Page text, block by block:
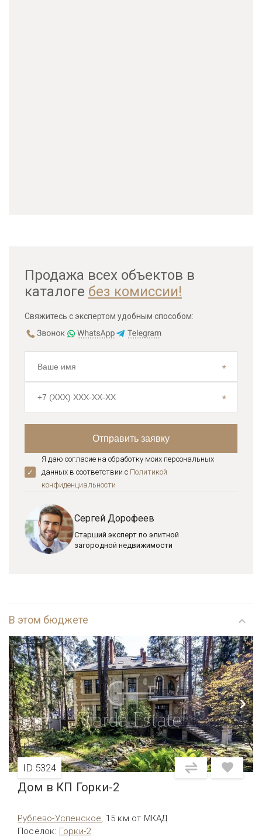
Продажа всех объектов в
каталоге без комиссии!
Свяжитесь с экспертом удобным способом:
Я даю согласие на обработку моих персональных
данных в соответствии с Политикой
конфиденциальноcти
Сергей Дорофеев
Старший эксперт по элитной
загородной недвижимости
В этом бюджете
ID 5324
Дом в КП Горки-2
Рублево-Успенское, 15 км от МКАД
Посёлок: Горки-2